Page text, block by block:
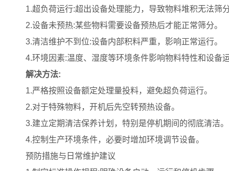
1.超负荷运行:超出设备处理能力，导致物料堆积无法筛分
2.设备未预热:某些物料需要设备预热后才能正常筛分。
3.清洁维护不到位:设备内部积料严重，影响正常运行。
4.环境因素:温度、湿度等环境条件影响物料特性和设备运
解决方法:
1.严格按照设备额定处理量投料，避免超负荷运行。
2.对于特殊物料，开机后先空转预热设备。
3.建立定期清洁保养计划，特别是停机期间的彻底清洁。
4.控制生产环境条件，必要时增加环境调节设备。
预防措施与日常维护建议